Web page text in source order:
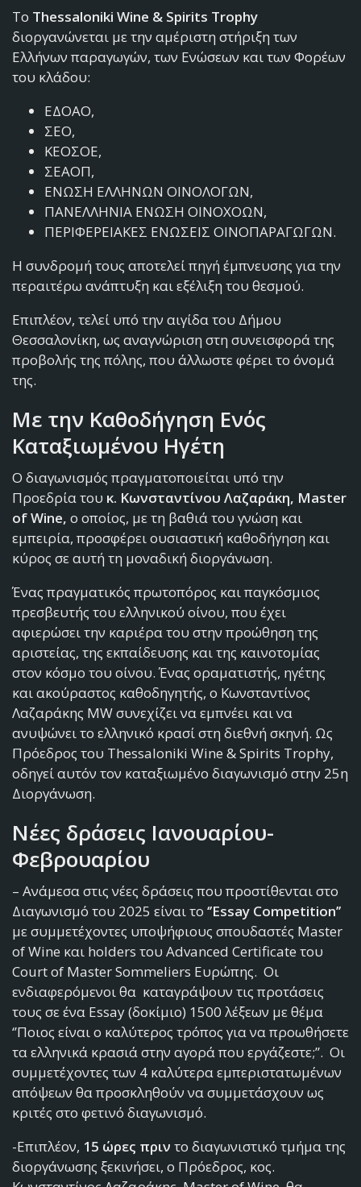
Το Thessaloniki Wine & Spirits Trophy
διοργανώνεται με την αμέριστη στήριξη των
Ελλήνων παραγωγών, των Ενώσεων και των Φορέων
του κλάδου:
ΕΔΟΑΟ,
ΣΕΟ,
ΚΕΟΣΟΕ,
ΣΕΑΟΠ,
ΕΝΩΣΗ ΕΛΛΗΝΩΝ ΟΙΝΟΛΟΓΩΝ,
ΠΑΝΕΛΛΗΝΙΑ ΕΝΩΣΗ ΟΙΝΟΧΟΩΝ,
ΠΕΡΙΦΕΡΕΙΑΚΕΣ ΕΝΩΣΕΙΣ ΟΙΝΟΠΑΡΑΓΩΓΩΝ.
Η συνδρομή τους αποτελεί πηγή έμπνευσης για την
περαιτέρω ανάπτυξη και εξέλιξη του θεσμού.
Επιπλέον, τελεί υπό την αιγίδα του Δήμου
Θεσσαλονίκη, ως αναγνώριση στη συνεισφορά της
προβολής της πόλης, που άλλωστε φέρει το όνομά
της.
Με την Καθοδήγηση Ενός
Καταξιωμένου Ηγέτη
Ο διαγωνισμός πραγματοποιείται υπό την
Προεδρία του κ. Κωνσταντίνου Λαζαράκη, Master
of Wine, ο οποίος, με τη βαθιά του γνώση και
εμπειρία, προσφέρει ουσιαστική καθοδήγηση και
κύρος σε αυτή τη μοναδική διοργάνωση.
Ένας πραγματικός πρωτοπόρος και παγκόσμιος
πρεσβευτής του ελληνικού οίνου, που έχει
αφιερώσει την καριέρα του στην προώθηση της
αριστείας, της εκπαίδευσης και της καινοτομίας
στον κόσμο του οίνου. Ένας οραματιστής, ηγέτης
και ακούραστος καθοδηγητής, ο Κωνσταντίνος
Λαζαράκης MW συνεχίζει να εμπνέει και να
ανυψώνει το ελληνικό κρασί στη διεθνή σκηνή. Ως
Πρόεδρος του Thessaloniki Wine & Spirits Trophy,
οδηγεί αυτόν τον καταξιωμένο διαγωνισμό στην 25η
Διοργάνωση.
Νέες δράσεις Ιανουαρίου-
Φεβρουαρίου
– Ανάμεσα στις νέες δράσεις που προστίθενται στο
Διαγωνισμό του 2025 είναι το ‘’Essay Competition’’
με συμμετέχοντες υποψήφιους σπουδαστές Master
of Wine και holders του Advanced Certificate του
Court of Master Sommeliers Ευρώπης. Οι
ενδιαφερόμενοι θα καταγράψουν τις προτάσεις
τους σε ένα Essay (δοκίμιο) 1500 λέξεων με θέμα
‘’Ποιος είναι ο καλύτερος τρόπος για να προωθήσετε
τα ελληνικά κρασιά στην αγορά που εργάζεστε;’’. Οι
συμμετέχοντες των 4 καλύτερα εμπεριστατωμένων
απόψεων θα προσκληθούν να συμμετάσχουν ως
κριτές στο φετινό διαγωνισμό.
-Επιπλέον, 15 ώρες πριν το διαγωνιστικό τμήμα της
διοργάνωσης ξεκινήσει, ο Πρόεδρος, κος.